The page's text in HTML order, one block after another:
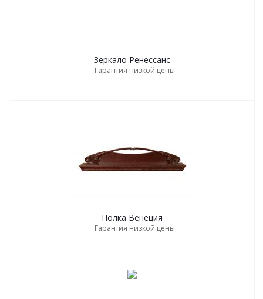
Зеркало Ренессанс
Гарантия низкой цены
Полка Венеция
Гарантия низкой цены